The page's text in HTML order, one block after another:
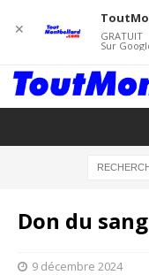
Don du
9 décembre 2024
✕ GRATUIT
Sur